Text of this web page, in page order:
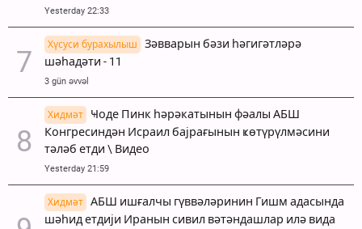
Yesterday 22:33
Хүсуси бурахылыш
Зәвварын бәзи һәгигәтләрә
шәһадәти - 11
3 gün əvvəl
Хидмәт
Ҹоде Пинк һәрәкатынын фәалы АБШ
Конгресиндән Исраил бајрағынын ҝөтүрүлмәсини
тәләб етди \ Видео
Yesterday 21:59
Хидмәт
АБШ ишғалчы гүввәләринин Гишм адасында
шәһид етдији Иранын сивил вәтәндашлар илә вида